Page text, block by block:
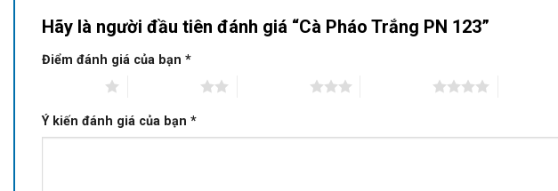
Hãy là người đầu tiên đánh giá “Cà Pháo Trắng PN 123”
Điểm đánh giá của bạn *
Ý kiến đánh giá của bạn *